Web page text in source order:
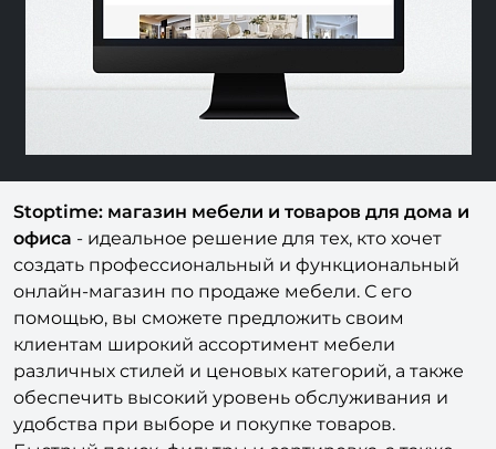
Stoptime: магазин мебели и товаров для дома и
офиса - идеальное решение для тех, кто хочет
создать профессиональный и функциональный
онлайн-магазин по продаже мебели. С его
помощью, вы сможете предложить своим
клиентам широкий ассортимент мебели
различных стилей и ценовых категорий, а также
обеспечить высокий уровень обслуживания и